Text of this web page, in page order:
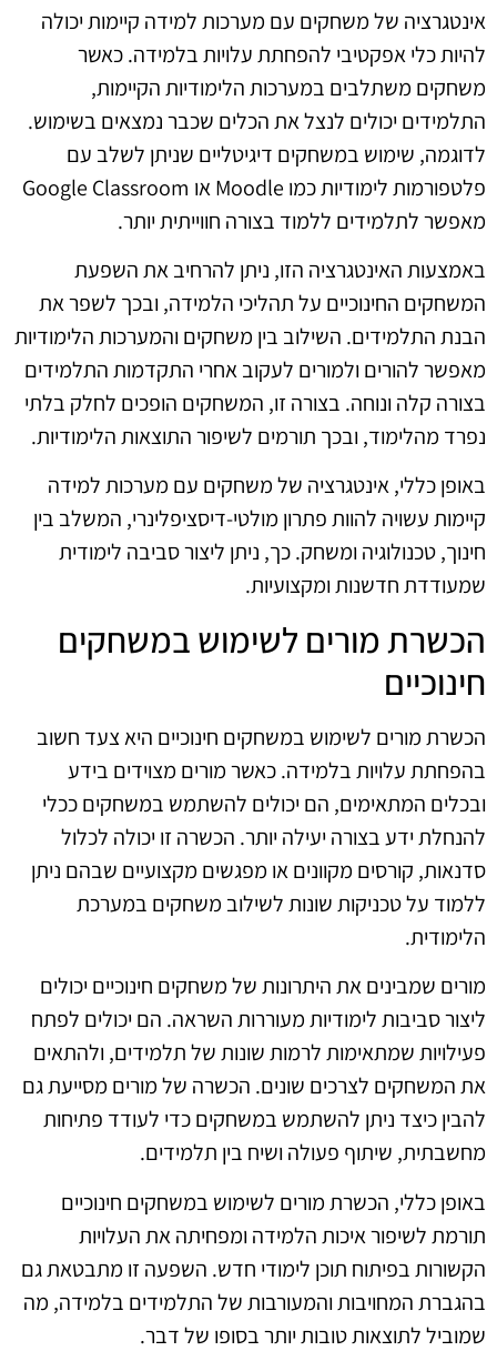
אינטגרציה של משחקים עם מערכות למידה קיימות יכולה
להיות כלי אפקטיבי להפחתת עלויות בלמידה. כאשר
משחקים משתלבים במערכות הלימודיות הקיימות,
התלמידים יכולים לנצל את הכלים שכבר נמצאים בשימוש.
לדוגמה, שימוש במשחקים דיגיטליים שניתן לשלב עם
פלטפורמות לימודיות כמו Moodle או Google Classroom
מאפשר לתלמידים ללמוד בצורה חווייתית יותר.
באמצעות האינטגרציה הזו, ניתן להרחיב את השפעת
המשחקים החינוכיים על תהליכי הלמידה, ובכך לשפר את
הבנת התלמידים. השילוב בין משחקים והמערכות הלימודיות
מאפשר להורים ולמורים לעקוב אחרי התקדמות התלמידים
בצורה קלה ונוחה. בצורה זו, המשחקים הופכים לחלק בלתי
נפרד מהלימוד, ובכך תורמים לשיפור התוצאות הלימודיות.
באופן כללי, אינטגרציה של משחקים עם מערכות למידה
קיימות עשויה להוות פתרון מולטי-דיסציפלינרי, המשלב בין
חינוך, טכנולוגיה ומשחק. כך, ניתן ליצור סביבה לימודית
שמעודדת חדשנות ומקצועיות.
הכשרת מורים לשימוש במשחקים
חינוכיים
הכשרת מורים לשימוש במשחקים חינוכיים היא צעד חשוב
בהפחתת עלויות בלמידה. כאשר מורים מצוידים בידע
ובכלים המתאימים, הם יכולים להשתמש במשחקים ככלי
להנחלת ידע בצורה יעילה יותר. הכשרה זו יכולה לכלול
סדנאות, קורסים מקוונים או מפגשים מקצועיים שבהם ניתן
ללמוד על טכניקות שונות לשילוב משחקים במערכת
הלימודית.
מורים שמבינים את היתרונות של משחקים חינוכיים יכולים
ליצור סביבות לימודיות מעוררות השראה. הם יכולים לפתח
פעילויות שמתאימות לרמות שונות של תלמידים, ולהתאים
את המשחקים לצרכים שונים. הכשרה של מורים מסייעת גם
להבין כיצד ניתן להשתמש במשחקים כדי לעודד פתיחות
מחשבתית, שיתוף פעולה ושיח בין תלמידים.
באופן כללי, הכשרת מורים לשימוש במשחקים חינוכיים
תורמת לשיפור איכות הלמידה ומפחיתה את העלויות
הקשורות בפיתוח תוכן לימודי חדש. השפעה זו מתבטאת גם
בהגברת המחויבות והמעורבות של התלמידים בלמידה, מה
שמוביל לתוצאות טובות יותר בסופו של דבר.